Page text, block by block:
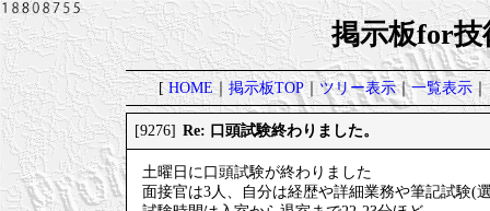
掲示板for技
[HOME｜掲示板TOP｜ツリー表示｜一覧表示｜
[9276] Re: 口頭試験終わりました。
土曜日に口頭試験が終わりました
面接官は3人、自分は経歴や詳細業務や筆記試験